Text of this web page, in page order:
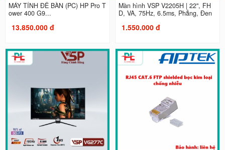
MÁY TÍNH ĐỂ BÀN (PC) HP Pro T
ower 400 G9...
13.850.000 đ
Màn hình VSP V2205H | 22", FH
D, VA, 75Hz, 6.5ms, Phẳng, Đen
1.550.000 đ